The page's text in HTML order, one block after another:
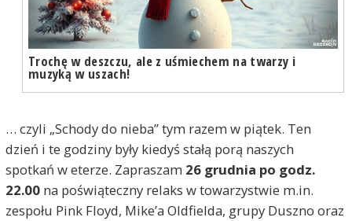
Trochę w deszczu, ale z uśmiechem na twarzy i
muzyką w uszach!
… czyli „Schody do nieba” tym razem w piątek. Ten
dzień i te godziny były kiedyś stałą porą naszych
spotkań w eterze. Zapraszam 26 grudnia po godz.
22.00na poświąteczny relaks w towarzystwie m.in.
zespołu Pink Floyd, Mike’a Oldfielda, grupy Duszno oraz